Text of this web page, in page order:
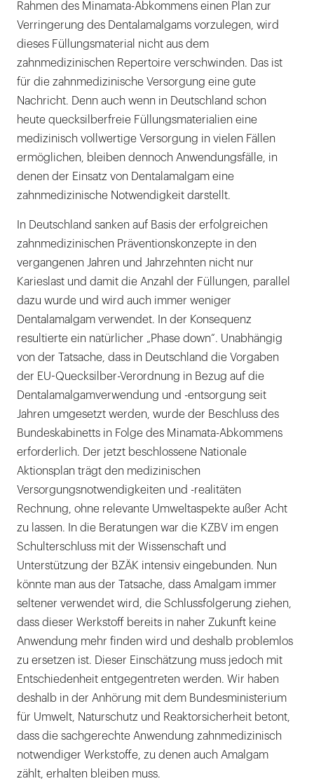
Rahmen des Minamata-Abkommens einen Plan zur
Verringerung des Dentalamalgams vorzulegen, wird
dieses Füllungsmaterial nicht aus dem
zahnmedizinischen Repertoire verschwinden. Das ist
für die zahnmedizinische Versorgung eine gute
Nachricht. Denn auch wenn in Deutschland schon
heute quecksilberfreie Füllungsmaterialien eine
medizinisch vollwertige Versorgung in vielen Fällen
ermöglichen, bleiben dennoch Anwendungsfälle, in
denen der Einsatz von Dentalamalgam eine
zahnmedizinische Notwendigkeit darstellt.
In Deutschland sanken auf Basis der erfolgreichen
zahnmedizinischen Präventionskonzepte in den
vergangenen Jahren und Jahrzehnten nicht nur
Karieslast und damit die Anzahl der Füllungen, parallel
dazu wurde und wird auch immer weniger
Dentalamalgam verwendet. In der Konsequenz
resultierte ein natürlicher „Phase down“. Unabhängig
von der Tatsache, dass in Deutschland die Vorgaben
der EU-Quecksilber-Verordnung in Bezug auf die
Dentalamalgamverwendung und -entsorgung seit
Jahren umgesetzt werden, wurde der Beschluss des
Bundeskabinetts in Folge des Minamata-Abkommens
erforderlich. Der jetzt beschlossene Nationale
Aktionsplan trägt den medizinischen
Versorgungsnotwendigkeiten und -realitäten
Rechnung, ohne relevante Umweltaspekte außer Acht
zu lassen. In die Beratungen war die KZBV im engen
Schulterschluss mit der Wissenschaft und
Unterstützung der BZÄK intensiv eingebunden. Nun
könnte man aus der Tatsache, dass Amalgam immer
seltener verwendet wird, die Schlussfolgerung ziehen,
dass dieser Werkstoff bereits in naher Zukunft keine
Anwendung mehr finden wird und deshalb problemlos
zu ersetzen ist. Dieser Einschätzung muss jedoch mit
Entschiedenheit entgegentreten werden. Wir haben
deshalb in der Anhörung mit dem Bundesministerium
für Umwelt, Naturschutz und Reaktorsicherheit betont,
dass die sachgerechte Anwendung zahnmedizinisch
notwendiger Werkstoffe, zu denen auch Amalgam
zählt, erhalten bleiben muss.